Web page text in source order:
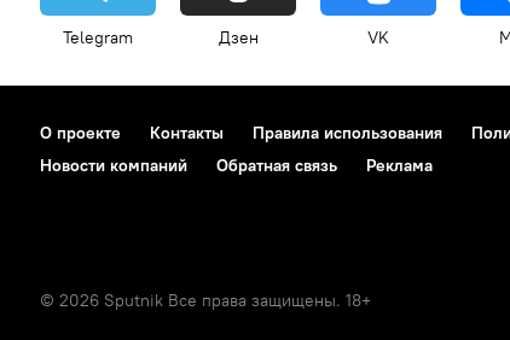
Telegram Дзен VK
О проекте Контакты Правила использования
Новости компаний
Обратная связь Реклама
© 2026 Sputnik Все права защищены. 18+